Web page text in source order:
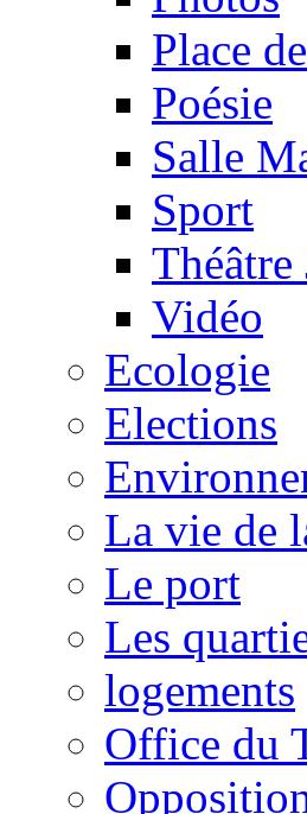
Place
Poésie
Salle
Sport
Théâtre
Vidéo
Ecologie
Elections
La vie de
Le port
Les
logements
Office du